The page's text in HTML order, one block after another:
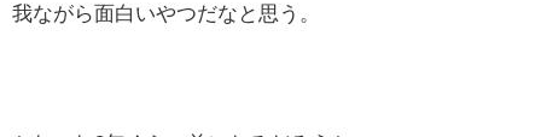
我ながら面白いやつだなと思う。